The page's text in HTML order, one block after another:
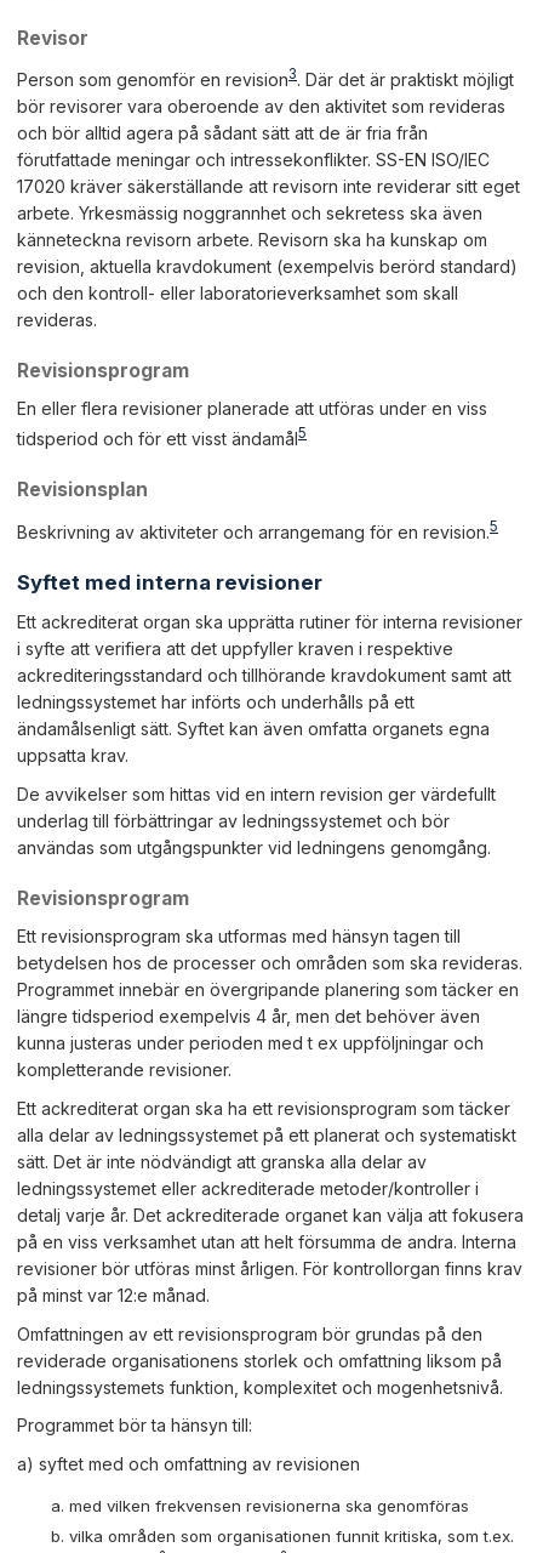
Revisor
Person som genomför en revision3. Där det är praktiskt möjligt
bör revisorer vara oberoende av den aktivitet som revideras
och bör alltid agera på sådant sätt att de är fria från
förutfattade meningar och intressekonflikter. SS-EN ISO/IEC
17020 kräver säkerställande att revisorn inte reviderar sitt eget
arbete. Yrkesmässig noggrannhet och sekretess ska även
känneteckna revisorn arbete. Revisorn ska ha kunskap om
revision, aktuella kravdokument (exempelvis berörd standard)
och den kontroll- eller laboratorieverksamhet som skall
revideras.
Revisionsprogram
En eller flera revisioner planerade att utföras under en viss
tidsperiod och för ett visst ändamål5
Revisionsplan
Beskrivning av aktiviteter och arrangemang för en revision. 5
Syftet med interna revisioner
Ett ackrediterat organ ska upprätta rutiner för interna revisioner
i syfte att verifiera att det uppfyller kraven i respektive
ackrediteringsstandard och tillhörande kravdokument samt att
ledningssystemet har införts och underhålls på ett
ändamålsenligt sätt. Syftet kan även omfatta organets egna
uppsatta krav.
De avvikelser som hittas vid en intern revision ger värdefullt
underlag till förbättringar av ledningssystemet och bör
användas som utgångspunkter vid ledningens genomgång.
Revisionsprogram
Ett revisionsprogram ska utformas med hänsyn tagen till
betydelsen hos de processer och områden som ska revideras.
Programmet innebär en övergripande planering som täcker en
längre tidsperiod exempelvis 4 år, men det behöver även
kunna justeras under perioden med t ex uppföljningar och
kompletterande revisioner.
Ett ackrediterat organ ska ha ett revisionsprogram som täcker
alla delar av ledningssystemet på ett planerat och systematiskt
sätt. Det är inte nödvändigt att granska alla delar av
ledningssystemet eller ackrediterade metoder/kontroller i
detalj varje år. Det ackrediterade organet kan välja att fokusera
på en viss verksamhet utan att helt försumma de andra. Interna
revisioner bör utföras minst årligen. För kontrollorgan finns krav
på minst var 12:e månad.
Omfattningen av ett revisionsprogram bör grundas på den
reviderade organisationens storlek och omfattning liksom på
ledningssystemets funktion, komplexitet och mogenhetsnivå.
Programmet bör ta hänsyn till:
a) syftet med och omfattning av revisionen
med vilken frekvensen revisionerna ska genomföras
vilka områden som organisationen funnit kritiska, som t.ex.